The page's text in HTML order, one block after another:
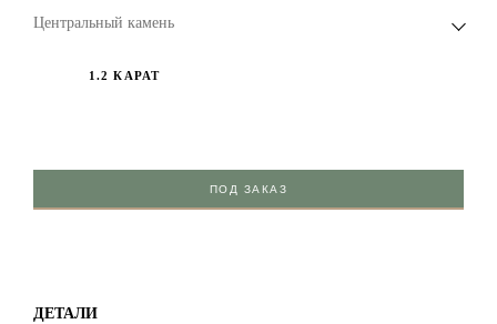
Центральный камень
1.2 КАРАТ
ПОД ЗАКАЗ
ДЕТАЛИ